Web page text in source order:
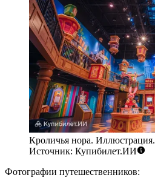
Кроличья нора. Иллюстрация.
Источник: Купибилет.ИИ
Фотографии путешественников: